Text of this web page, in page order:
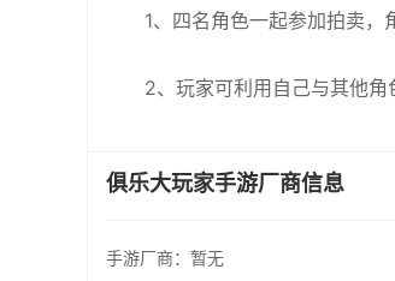
1、四名角色一起参加拍卖，
2、玩家可利用自己与其他角
俱乐大玩家手游厂商信息
手游厂商： 暂无